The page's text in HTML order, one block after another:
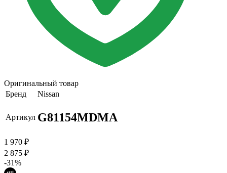
Оригинальный товар
Бренд
Nissan
Артикул G81154MDMA
1 970 ₽
2 875 ₽
-31%